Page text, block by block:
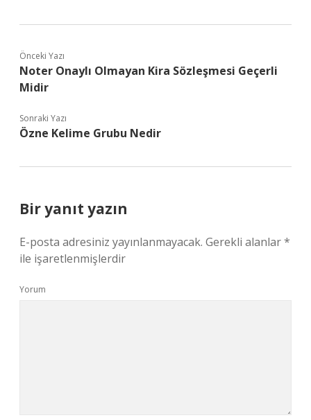
Önceki Yazı
Noter Onaylı Olmayan Kira Sözleşmesi Geçerli
Midir
Sonraki Yazı
Özne Kelime Grubu Nedir
Bir yanıt yazın
E-posta adresiniz yayınlanmayacak. Gerekli alanlar*
ile işaretlenmişlerdir
Yorum